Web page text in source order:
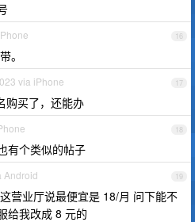
16
。
17
via iPhone
购买了，还能办
18
有个类似的帖子
19
Android
营业厅说最便宜是 18/月 问下能不
给我改成 8 元的